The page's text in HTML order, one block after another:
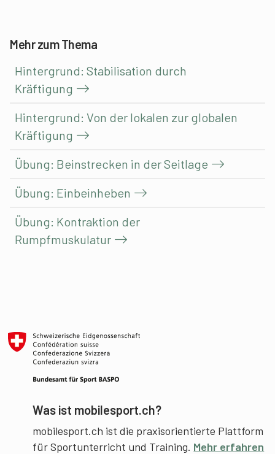
Mehr zum Thema
Hintergrund: Stabilisation durch
Kräftigung
Hintergrund: Von der lokalen zur globalen
Kräftigung
Übung: Beinstrecken in der Seitlage
Übung: Einbeinheben
Übung: Kontraktion der
Rumpfmuskulatur
Was ist mobilesport.ch?
mobilesport.ch ist die praxisorientierte Plattform
für Sportunterricht und Training. Mehr erfahren